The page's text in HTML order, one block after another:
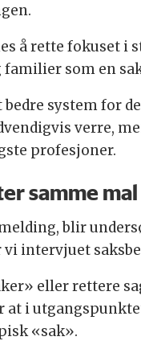
å rette fokuset i
som en
system for
verre,
profesjoner.
samme mal
blir
intervjuet
eller rettere
at i
«sak».